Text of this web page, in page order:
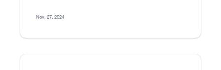
Nov. 27, 2024